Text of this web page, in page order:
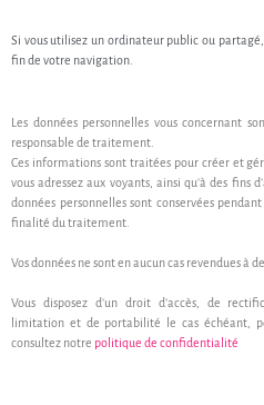
Si vous utilisez un ordinateur public ou
fin de votre navigation.
Les données personnelles vous concernant
responsable de traitement.
Ces informations sont traitées pour créer et
vous adressez aux voyants, ainsi qu’à des fins
données personnelles sont conservées
finalité du traitement.
Vos données ne sont en aucun cas revendues à
Vous disposez d’un droit d’accès, de
limitation et de portabilité le cas échéant,
consultez notre politique de confidentialité